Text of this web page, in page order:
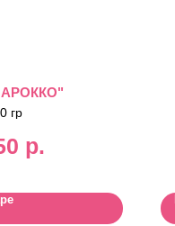
гр
р.